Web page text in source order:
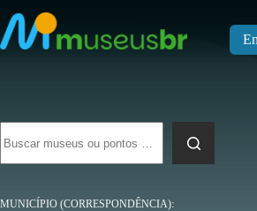
para
o
conteúdo
resultados
MUNICÍPIO (CORRESPONDÊNCIA)